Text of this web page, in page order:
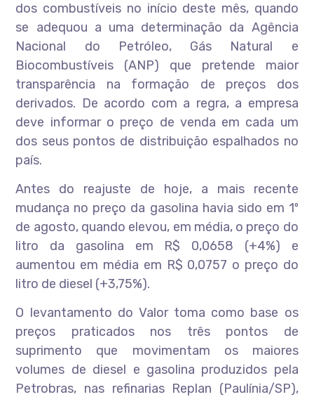
dos combustíveis no início deste mês, quando
se adequou a uma determinação da Agência
Nacional do Petróleo, Gás Natural e
Biocombustíveis (ANP) que pretende maior
transparência na formação de preços dos
derivados. De acordo com a regra, a empresa
deve informar o preço de venda em cada um
dos seus pontos de distribuição espalhados no
país.
Antes do reajuste de hoje, a mais recente
mudança no preço da gasolina havia sido em 1º
de agosto, quando elevou, em média, o preço do
litro da gasolina em R$ 0,0658 (+4%) e
aumentou em média em R$ 0,0757 o preço do
litro de diesel (+3,75%).
O levantamento do Valor toma como base os
preços praticados nos três pontos de
suprimento que movimentam os maiores
volumes de diesel e gasolina produzidos pela
Petrobras, nas refinarias Replan (Paulínia/SP),